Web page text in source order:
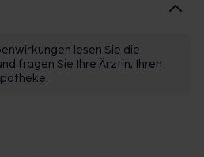
lesen Sie die
fragen Sie Ihre Ärztin, Ihren